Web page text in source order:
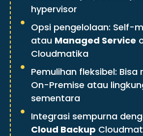
hypervisor
Opsi pengelolaan: Self-
atau Managed Service
Cloudmatika
Pemulihan fleksibel: Bisa
On-Premise atau
sementara
Integrasi sempurna
Cloud Backup